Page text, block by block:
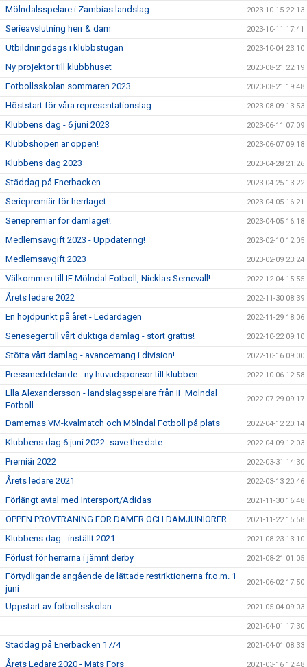
Mölndalsspelare i Zambias landslag 2023-10-15 22:13
Serieavslutning herr & dam 2023-10-11 17:41
Utbildningdags i klubbstugan 2023-10-04 23:10
Ny projektor till klubbhuset 2023-08-21 22:19
Fotbollsskolan sommaren 2023 2023-08-21 19:48
Höststart för våra representationslag 2023-08-09 13:53
Klubbens dag - 6 juni 2023 2023-06-11 07:09
Klubbshopen är öppen! 2023-06-07 09:18
Klubbens dag 2023 2023-04-28 21:26
Städdag på Enerbacken 2023-04-25 13:22
Seriepremiär för herrlaget. 2023-04-05 16:21
Seriepremiär för damlaget! 2023-04-05 16:18
Medlemsavgift 2023 - Uppdatering! 2023-02-10 12:05
Medlemsavgift 2023 2023-02-09 23:24
Välkommen till IF Mölndal Fotboll, Nicklas Sernevall! 2022-12-04 15:55
Årets ledare 2022 2022-11-30 08:39
En höjdpunkt på året - Ledardagen 2022-11-29 18:06
Serieseger till vårt duktiga damlag - stort grattis! 2022-10-22 09:10
Stötta vårt damlag - avancemang i division! 2022-10-16 09:00
Pressmeddelande - ny huvudsponsor till klubben 2022-10-06 12:58
Ella Alexandersson - landslagsspelare från IF Mölndal
Fotboll
2022-07-29 09:17
Damernas VM-kvalmatch och Mölndal Fotboll på plats 2022-04-12 20:14
Klubbens dag 6 juni 2022- save the date 2022-04-09 12:03
Premiär 2022 2022-03-31 14:30
Årets ledare 2021 2022-03-13 20:46
Förlängt avtal med Intersport/Adidas 2021-11-30 16:48
ÖPPEN PROVTRÄNING FÖR DAMER OCH DAMJUNIORER 2021-11-22 15:58
Klubbens dag - inställt 2021 2021-08-23 13:10
Förlust för herrarna i jämnt derby 2021-08-21 01:05
Förtydligande angående de lättade restriktionerna fr.o.m. 1
juni
2021-06-02 17:50
Uppstart av fotbollsskolan 2021-05-04 09:03
2021-04-01 17:30
Städdag på Enerbacken 17/4 2021-04-01 08:33
Årets Ledare 2020 - Mats Fors 2021-03-16 12:48